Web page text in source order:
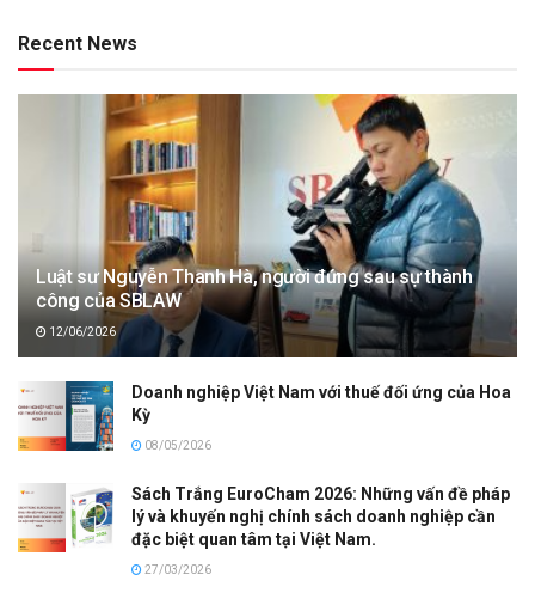
Recent News
Luật sư Nguyễn Thanh Hà, người đứng sau sự thành
công của SBLAW
12/06/2026
Doanh nghiệp Việt Nam với thuế đối ứng của Hoa
Kỳ
08/05/2026
Sách Trắng EuroCham 2026: Những vấn đề pháp
lý và khuyến nghị chính sách doanh nghiệp cần
đặc biệt quan tâm tại Việt Nam.
27/03/2026